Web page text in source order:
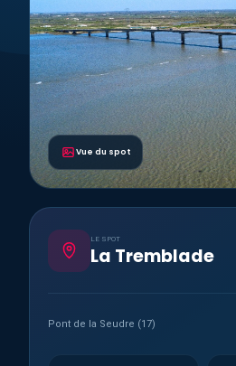
Vue du spot
LE SPOT
La Tremblade
Pont de la Seudre (17)